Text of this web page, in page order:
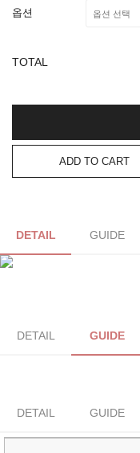
옵션
TOTAL
ADD TO CART
DETAIL GUIDE
DETAIL GUIDE
DETAIL GUIDE